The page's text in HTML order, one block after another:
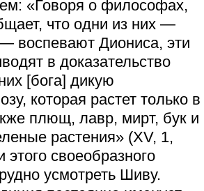
«Говоря о философах,
что одни из них —
воспевают Диониса, эти
в доказательство
[бога] дикую
которая растет только в
плющ, лавр, мирт, бук и
растения» (XV, 1,
этого своеобразного
усмотреть Шиву.